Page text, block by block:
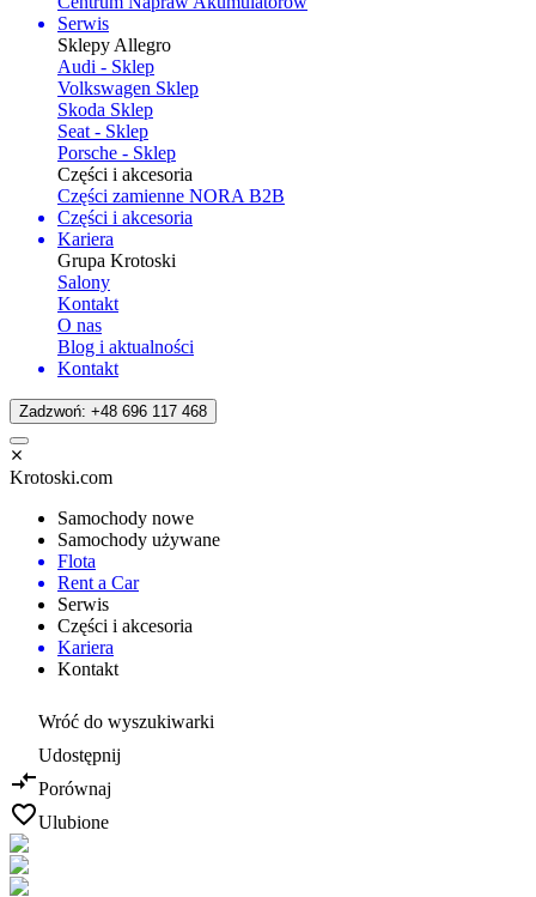
Serwis
Sklepy Allegro
Audi - Sklep
Volkswagen Sklep
Skoda Sklep
Seat - Sklep
Porsche - Sklep
Części i akcesoria
Części zamienne NORA B2B
Części i akcesoria
Kariera
Grupa Krotoski
Salony
Kontakt
O nas
Blog i aktualności
Kontakt
Zadzwoń: +48 696 117 468
Krotoski.com
Samochody nowe
Samochody używane
Flota
Rent a Car
Serwis
Części i akcesoria
Kariera
Kontakt
Wróć do wyszukiwarki
Udostępnij
Porównaj
Ulubione